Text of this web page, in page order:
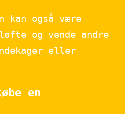
kan også være
og vende andre
eller
en